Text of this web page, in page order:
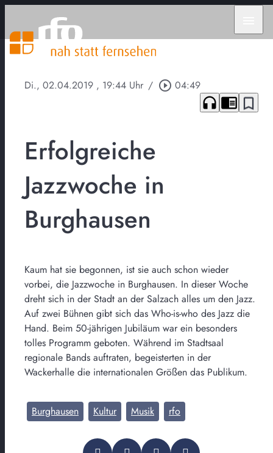
Di., 02.04.2019 , 19:44 Uhr / play_circle_outline 04:49
headphones chrome_reader_mode bookmark_border
Erfolgreiche
Jazzwoche in
Burghausen
Kaum hat sie begonnen, ist sie auch schon wieder
vorbei, die Jazzwoche in Burghausen. In dieser Woche
dreht sich in der Stadt an der Salzach alles um den Jazz.
Auf zwei Bühnen gibt sich das Who-is-who des Jazz die
Hand. Beim 50-jährigen Jubiläum war ein besonders
tolles Programm geboten. Während im Stadtsaal
regionale Bands auftraten, begeisterten in der
Wackerhalle die internationalen Größen das Publikum.
Burghausen Kultur Musik rfo